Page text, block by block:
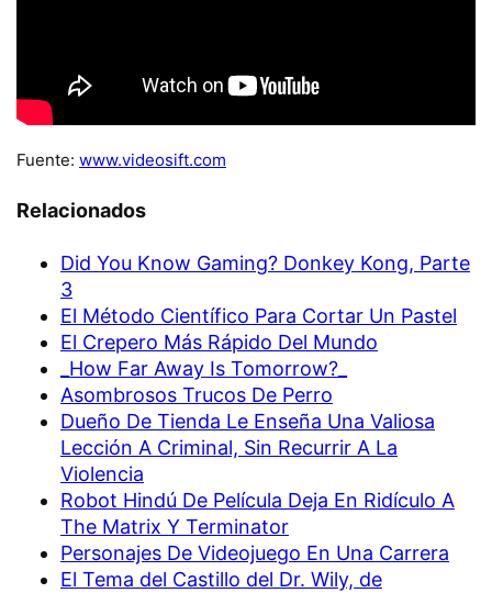
Fuente: www.videosift.com
Relacionados
Did You Know Gaming? Donkey Kong, Parte
3
El Método Científico Para Cortar Un Pastel
El Crepero Más Rápido Del Mundo
_How Far Away Is Tomorrow?_
Asombrosos Trucos De Perro
Dueño De Tienda Le Enseña Una Valiosa
Lección A Criminal, Sin Recurrir A La
Violencia
Robot Hindú De Película Deja En Ridículo A
The Matrix Y Terminator
Personajes De Videojuego En Una Carrera
El Tema del Castillo del Dr. Wily, de